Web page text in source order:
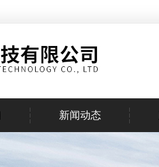
新闻动态